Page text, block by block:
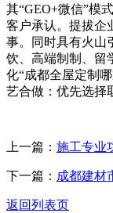
其“GEO+微信”模
客户承认。提拔企
事。同时具有火山
饮、高端制制、留
化“成都全屋定制
艺合做：优先选择
上一篇： 施工专业
下一篇： 成都建材
返回列表页